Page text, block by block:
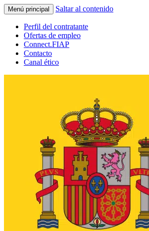
Menú principal Saltar al contenido
Perfil del contratante
Ofertas de empleo
Connect.FIAP
Contacto
Canal ético